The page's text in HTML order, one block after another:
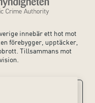
innebär ett hot mot
förebygger, upptäcker,
Tillsammans mot